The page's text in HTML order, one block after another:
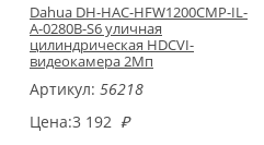
Dahua DH-HAC-HFW1200CMP-IL-
A-0280B-S6 уличная
цилиндрическая HDCVI-
видеокамера 2Мп
Артикул: 56218
Цена:3 192 ₽